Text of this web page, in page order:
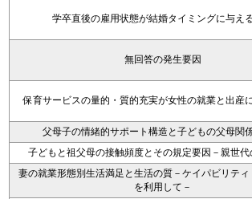
学卒直後の雇用状態が結婚タイミングに与え
無回答の発生要因
保育サービスの量的・質的充実が女性の就業と出産
父母子の情緒的サポート構造と子どもの父母関
子どもと祖父母の接触頻度とその規定要因－親世代
妻の就業形態別生活満足と生活の質－ケイパビリティ
を利用して－